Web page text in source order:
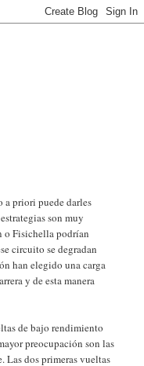
a priori puede darles
son muy
o Fisichella podrían
circuito se degradan
han elegido una carga
y de esta manera
de bajo rendimiento
preocupación son las
Las dos primeras vueltas